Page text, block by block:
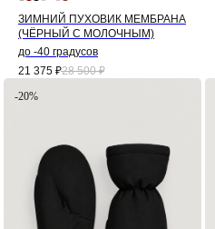
ЗИМНИЙ ПУХОВИК МЕМБРАНА
(ЧЁРНЫЙ С МОЛОЧНЫМ)
до -40 градусов
21 375 ₽28 500 ₽
-20%